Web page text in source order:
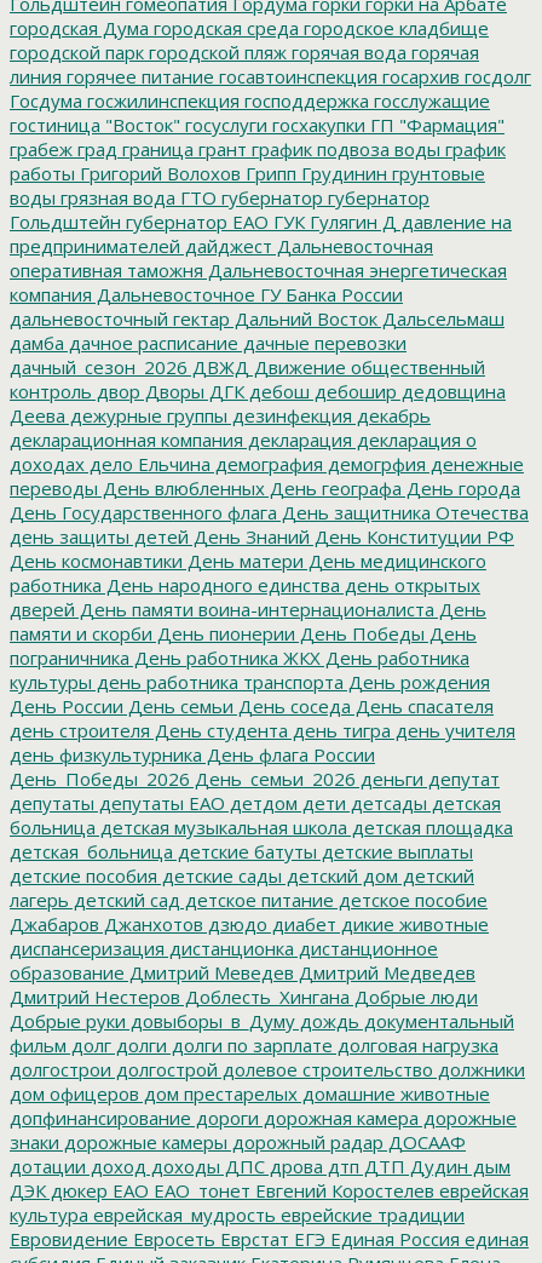
городская Дума городская среда городское кладбище
городской парк городской пляж горячая вода горячая
линия горячее питание госавтоинспекция госархив госдолг
Госдума госжилинспекция господдержка госслужащие
гостиница "Восток" госуслуги госхакупки ГП "Фармация"
грабеж град граница грант график подвоза воды график
работы Григорий Волохов Грипп Грудинин грунтовые
воды грязная вода ГТО губернатор губернатор
Гольдштейн губернатор ЕАО ГУК Гулягин Д давление на
предпринимателей дайджест Дальневосточная
оперативная таможня Дальневосточная энергетическая
компания Дальневосточное ГУ Банка России
дальневосточный гектар Дальний Восток Дальсельмаш
дамба дачное расписание дачные перевозки
дачный_сезон_2026 ДВЖД Движение общественный
контроль двор Дворы ДГК дебош дебошир дедовщина
Деева дежурные группы дезинфекция декабрь
декларационная компания декларация декларация о
доходах дело Ельчина демография демогрфия денежные
переводы День влюбленных День географа День города
День Государственного флага День защитника Отечества
день защиты детей День Знаний День Конституции РФ
День космонавтики День матери День медицинского
работника День народного единства день открытых
дверей День памяти воина-интернационалиста День
памяти и скорби День пионерии День Победы День
пограничника День работника ЖКХ День работника
культуры день работника транспорта День рождения
День России День семьи День соседа День спасателя
день строителя День студента день тигра день учителя
день физкультурника День флага России
День_Победы_2026 День_семьи_2026 деньги депутат
депутаты депутаты ЕАО детдом дети детсады детская
больница детская музыкальная школа детская площадка
детская_больница детские батуты детские выплаты
детские пособия детские сады детский дом детский
лагерь детский сад детское питание детское пособие
Джабаров Джанхотов дзюдо диабет дикие животные
диспансеризация дистанционка дистанционное
образование Дмитрий Меведев Дмитрий Медведев
Дмитрий Нестеров Доблесть_Хингана Добрые люди
Добрые руки довыборы_в_Думу дождь документальный
фильм долг долги долги по зарплате долговая нагрузка
долгострои долгострой долевое строительство должники
дом офицеров дом престарелых домашние животные
допфинансирование дороги дорожная камера дорожные
знаки дорожные камеры дорожный радар ДОСААФ
дотации доход доходы ДПС дрова дтп ДТП Дудин дым
ДЭК дюкер ЕАО ЕАО_тонет Евгений Коростелев еврейская
культура еврейская_мудрость еврейские традиции
Евровидение Евросеть Еврстат ЕГЭ Единая Россия единая